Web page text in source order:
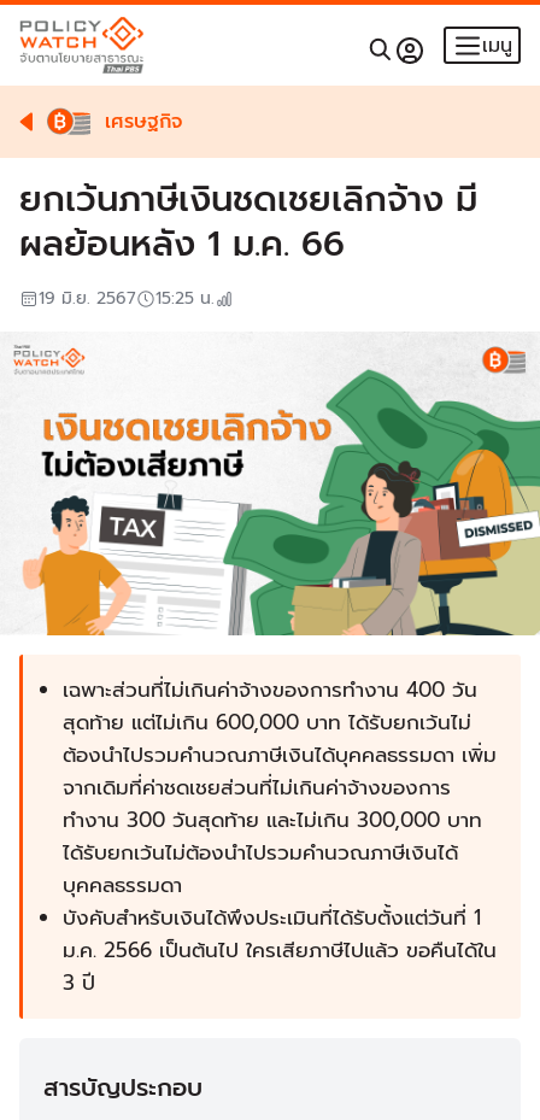
เมนู
เศรษฐกิจ
ยกเว้นภาษีเงินชดเชยเลิกจ้าง มี
ผลย้อนหลัง 1 ม.ค. 66
19 มิ.ย. 2567 15:25 น.
เฉพาะส่วนที่ไม่เกินค่าจ้างของการทำงาน 400 วัน
สุดท้าย แต่ไม่เกิน 600,000 บาท ได้รับยกเว้นไม่
ต้องนำไปรวมคำนวณภาษีเงินได้บุคคลธรรมดา เพิ่ม
จากเดิมที่ค่าชดเชยส่วนที่ไม่เกินค่าจ้างของการ
ทำงาน 300 วันสุดท้าย และไม่เกิน 300,000 บาท
ได้รับยกเว้นไม่ต้องนำไปรวมคำนวณภาษีเงินได้
บุคคลธรรมดา
บังคับสำหรับเงินได้พึงประเมินที่ได้รับตั้งแต่วันที่ 1
ม.ค. 2566 เป็นต้นไป ใครเสียภาษีไปแล้ว ขอคืนได้ใน
3 ปี
สารบัญประกอบ